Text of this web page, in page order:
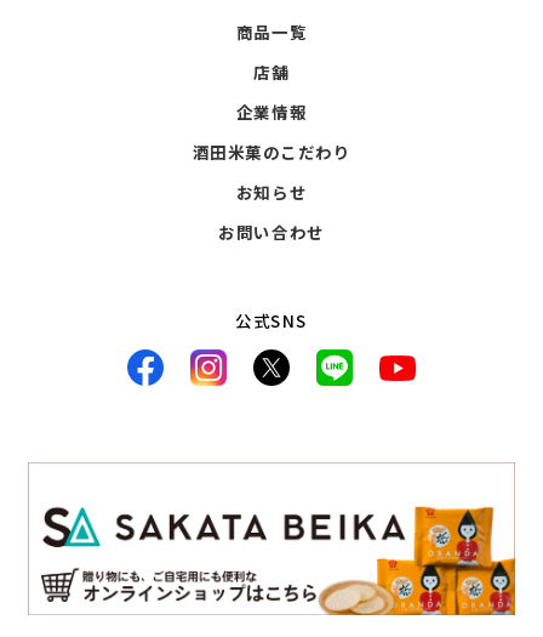
商品一覧
店舗
企業情報
酒田米菓のこだわり
お知らせ
お問い合わせ
公式SNS